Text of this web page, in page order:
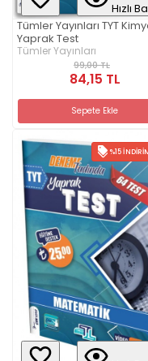
Hızlı
Tümler Yayınları TYT
Yaprak Test
Tümler Yayınları
99,00 TL
84,15 TL
Sepete Ekle
%15